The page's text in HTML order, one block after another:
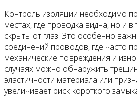
Контроль изоляции необходимо
местах, где проводка видна, но и в
скрыты от глаз. Это особенно
соединений проводов, где часто
механические повреждения и
случаях можно обнаружить
эластичности материала или
увеличивает риск короткого